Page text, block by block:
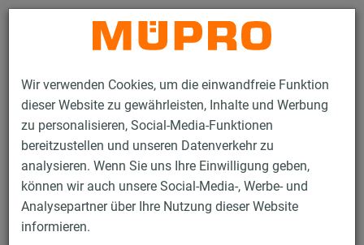
Wir verwenden Cookies, um die einwandfreie Funktion
dieser Website zu gewährleisten, Inhalte und Werbung
zu personalisieren, Social-Media-Funktionen
bereitzustellen und unseren Datenverkehr zu
analysieren. Wenn Sie uns Ihre Einwilligung geben,
können wir auch unsere Social-Media-, Werbe- und
Analysepartner über Ihre Nutzung dieser Website
informieren.
Kontakt
Produkte Befestigungstechnik
Dübel
MPC-Bundbohrer und Setzwerkzeug